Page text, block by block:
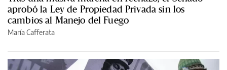
aprobó la Ley de Propiedad Privada sin los
cambios al Manejo del Fuego
María Cafferata